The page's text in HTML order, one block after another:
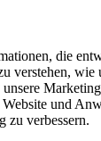
die
verstehen, wie
und
zu verbessern.